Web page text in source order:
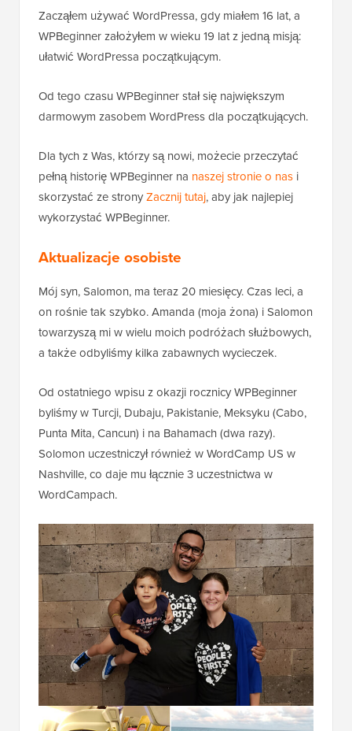
Zacząłem używać WordPressa, gdy miałem 16 lat, a
WPBeginner założyłem w wieku 19 lat z jedną misją:
ułatwić WordPressa początkującym.
Od tego czasu WPBeginner stał się największym
darmowym zasobem WordPress dla początkujących.
Dla tych z Was, którzy są nowi, możecie przeczytać
pełną historię WPBeginner na naszej stronie o nas i
skorzystać ze stronyZacznij tutaj, aby jak najlepiej
wykorzystać WPBeginner.
Aktualizacje osobiste
Mój syn, Salomon, ma teraz 20 miesięcy. Czas leci, a
on rośnie tak szybko. Amanda (moja żona) i Salomon
towarzyszą mi w wielu moich podróżach służbowych,
a także odbyliśmy kilka zabawnych wycieczek.
Od ostatniego wpisu z okazji rocznicy WPBeginner
byliśmy w Turcji, Dubaju, Pakistanie, Meksyku (Cabo,
Punta Mita, Cancun) i na Bahamach (dwa razy).
Solomon uczestniczył również w WordCamp US w
Nashville, co daje mu łącznie 3 uczestnictwa w
WordCampach.